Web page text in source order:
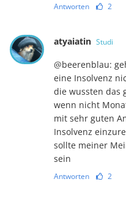
Antworten 2
atyaiatin Studi
@beerenblau:
eine Insolvenz
die wussten das
wenn nicht
mit sehr guten
Insolvenz
sollte meiner
sein
Antworten 2